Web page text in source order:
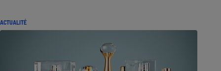
ACTUALITÉ